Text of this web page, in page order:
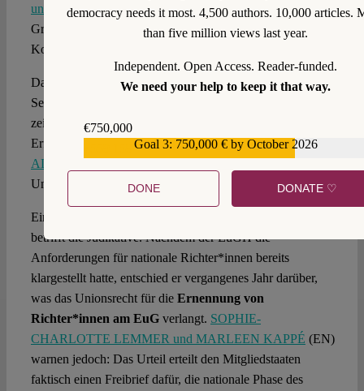
und ROMAN KOLLENBERG (EN) gucken sich die
Gründe des Urteils genauer an, während dessen
Konsequenzen ungewiss bleiben.
Das autokratische Handbuchwurde inzwischen Seite für
Seite analysiert, nur eine fehlt: die Wirtschaftspolitik. Dabei
zeigten Trumps Wahlsiege, dass diese oft ein zentraler
Erfolgsfaktor sei, bemerken KATI CSERES und YORK
ALBRECHT
Ungarns.
Ein wichtiges Kapitel des autokratischen Handbuchs
betrifft die Judikative. Nachdem der EuGH die
Anforderungen für nationale Richter*innen bereits
klargestellt hatte, entschied er vergangenes Jahr darüber,
was das Unionsrecht für die Ernennung von
Richter*innen am EuG verlangt. SOPHIE-
CHARLOTTE LEMMER und MARLEEN KAPPÉ (EN)
warnen jedoch: Das Urteil erteilt den Mitgliedstaaten
faktisch einen Freibrief dafür, die nationale Phase des
democracy needs it most. 4,500 authors. 10,000 articles.
than five million views last year.
Independent. Open Access. Reader-funded.
We need your help to keep it that way.
€750,000
Goal 3: 750,000 € by October 2026
DONE DONATE ♡